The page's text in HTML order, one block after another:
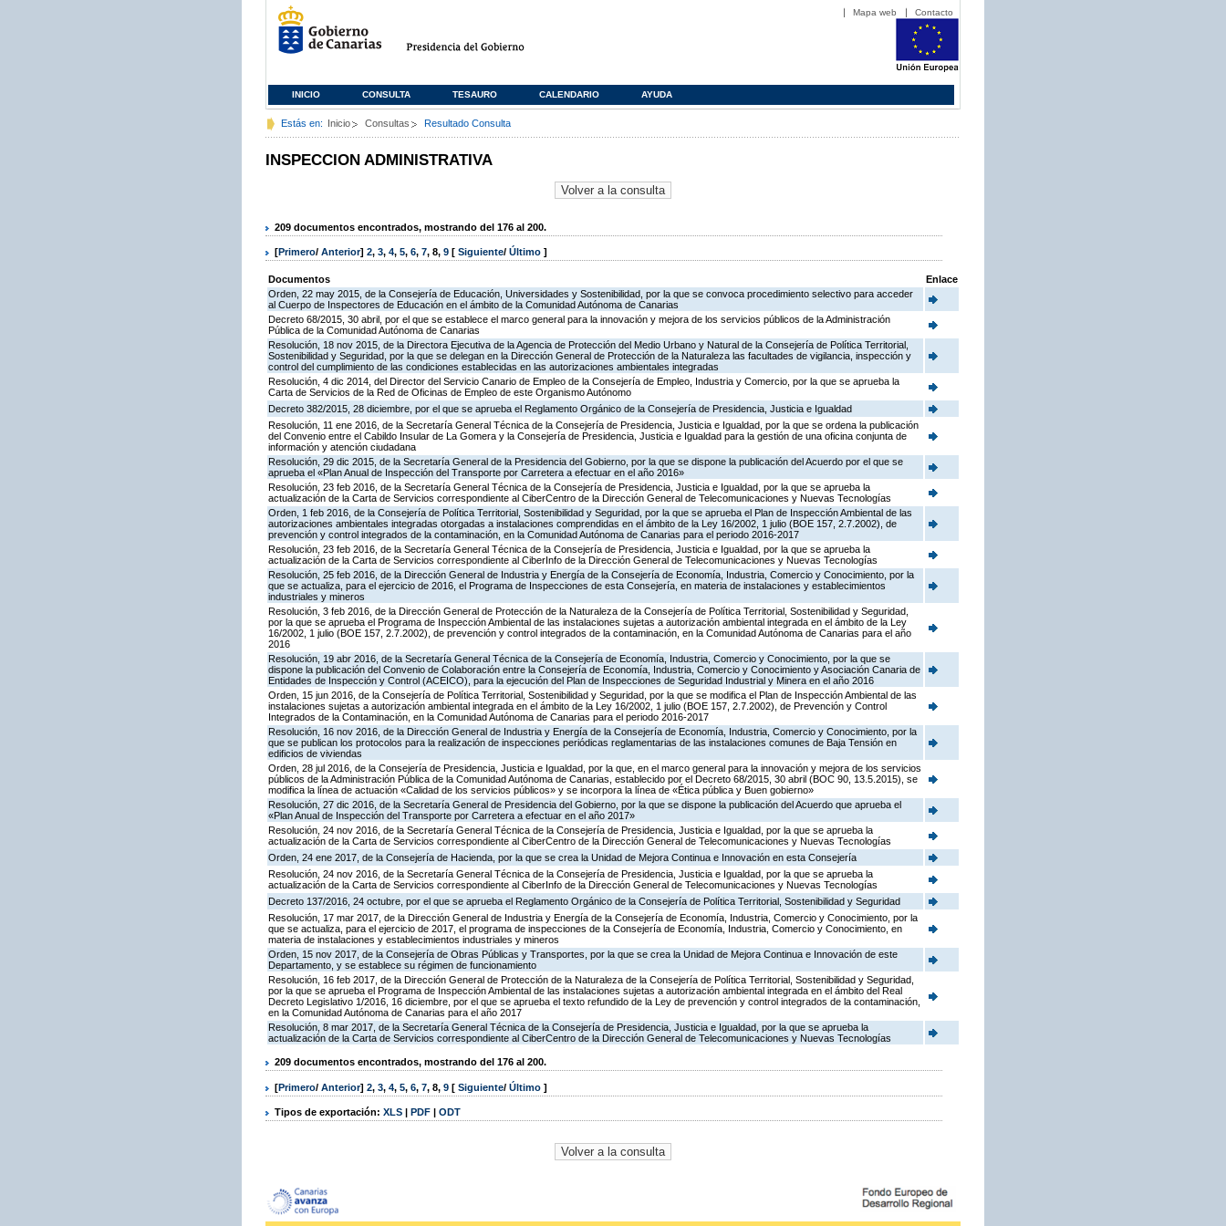
Mapa web Contacto
INICIO CONSULTA TESAURO CALENDARIO AYUDA
Estás en: Inicio Consultas Resultado Consulta
INSPECCION ADMINISTRATIVA
209 documentos encontrados, mostrando del 176 al 200.
[Primero/ Anterior] 2, 3, 4, 5, 6, 7, 8, 9 [ Siguiente/ Último ]
Documentos
Enlace
Orden, 22 may 2015, de la Consejería de Educación, Universidades y Sostenibilidad, por la que se convoca procedimiento selectivo para acceder
al Cuerpo de Inspectores de Educación en el ámbito de la Comunidad Autónoma de Canarias
Decreto 68/2015, 30 abril, por el que se establece el marco general para la innovación y mejora de los servicios públicos de la Administración
Pública de la Comunidad Autónoma de Canarias
Resolución, 18 nov 2015, de la Directora Ejecutiva de la Agencia de Protección del Medio Urbano y Natural de la Consejería de Política Territorial,
Sostenibilidad y Seguridad, por la que se delegan en la Dirección General de Protección de la Naturaleza las facultades de vigilancia, inspección y
control del cumplimiento de las condiciones establecidas en las autorizaciones ambientales integradas
Resolución, 4 dic 2014, del Director del Servicio Canario de Empleo de la Consejería de Empleo, Industria y Comercio, por la que se aprueba la
Carta de Servicios de la Red de Oficinas de Empleo de este Organismo Autónomo
Decreto 382/2015, 28 diciembre, por el que se aprueba el Reglamento Orgánico de la Consejería de Presidencia, Justicia e Igualdad
Resolución, 11 ene 2016, de la Secretaría General Técnica de la Consejería de Presidencia, Justicia e Igualdad, por la que se ordena la publicación
del Convenio entre el Cabildo Insular de La Gomera y la Consejería de Presidencia, Justicia e Igualdad para la gestión de una oficina conjunta de
información y atención ciudadana
Resolución, 29 dic 2015, de la Secretaría General de la Presidencia del Gobierno, por la que se dispone la publicación del Acuerdo por el que se
aprueba el «Plan Anual de Inspección del Transporte por Carretera a efectuar en el año 2016»
Resolución, 23 feb 2016, de la Secretaría General Técnica de la Consejería de Presidencia, Justicia e Igualdad, por la que se aprueba la
actualización de la Carta de Servicios correspondiente al CiberCentro de la Dirección General de Telecomunicaciones y Nuevas Tecnologías
Orden, 1 feb 2016, de la Consejería de Política Territorial, Sostenibilidad y Seguridad, por la que se aprueba el Plan de Inspección Ambiental de las
autorizaciones ambientales integradas otorgadas a instalaciones comprendidas en el ámbito de la Ley 16/2002, 1 julio (BOE 157, 2.7.2002), de
prevención y control integrados de la contaminación, en la Comunidad Autónoma de Canarias para el periodo 2016-2017
Resolución, 23 feb 2016, de la Secretaría General Técnica de la Consejería de Presidencia, Justicia e Igualdad, por la que se aprueba la
actualización de la Carta de Servicios correspondiente al CiberInfo de la Dirección General de Telecomunicaciones y Nuevas Tecnologías
Resolución, 25 feb 2016, de la Dirección General de Industria y Energía de la Consejería de Economía, Industria, Comercio y Conocimiento, por la
que se actualiza, para el ejercicio de 2016, el Programa de Inspecciones de esta Consejería, en materia de instalaciones y establecimientos
industriales y mineros
Resolución, 3 feb 2016, de la Dirección General de Protección de la Naturaleza de la Consejería de Política Territorial, Sostenibilidad y Seguridad,
por la que se aprueba el Programa de Inspección Ambiental de las instalaciones sujetas a autorización ambiental integrada en el ámbito de la Ley
16/2002, 1 julio (BOE 157, 2.7.2002), de prevención y control integrados de la contaminación, en la Comunidad Autónoma de Canarias para el año
2016
Resolución, 19 abr 2016, de la Secretaría General Técnica de la Consejería de Economía, Industria, Comercio y Conocimiento, por la que se
dispone la publicación del Convenio de Colaboración entre la Consejería de Economía, Industria, Comercio y Conocimiento y Asociación Canaria de
Entidades de Inspección y Control (ACEICO), para la ejecución del Plan de Inspecciones de Seguridad Industrial y Minera en el año 2016
Orden, 15 jun 2016, de la Consejería de Política Territorial, Sostenibilidad y Seguridad, por la que se modifica el Plan de Inspección Ambiental de las
instalaciones sujetas a autorización ambiental integrada en el ámbito de la Ley 16/2002, 1 julio (BOE 157, 2.7.2002), de Prevención y Control
Integrados de la Contaminación, en la Comunidad Autónoma de Canarias para el periodo 2016-2017
Resolución, 16 nov 2016, de la Dirección General de Industria y Energía de la Consejería de Economía, Industria, Comercio y Conocimiento, por la
que se publican los protocolos para la realización de inspecciones periódicas reglamentarias de las instalaciones comunes de Baja Tensión en
edificios de viviendas
Orden, 28 jul 2016, de la Consejería de Presidencia, Justicia e Igualdad, por la que, en el marco general para la innovación y mejora de los servicios
públicos de la Administración Pública de la Comunidad Autónoma de Canarias, establecido por el Decreto 68/2015, 30 abril (BOC 90, 13.5.2015), se
modifica la línea de actuación «Calidad de los servicios públicos» y se incorpora la línea de «Ética pública y Buen gobierno»
Resolución, 27 dic 2016, de la Secretaría General de Presidencia del Gobierno, por la que se dispone la publicación del Acuerdo que aprueba el
«Plan Anual de Inspección del Transporte por Carretera a efectuar en el año 2017»
Resolución, 24 nov 2016, de la Secretaría General Técnica de la Consejería de Presidencia, Justicia e Igualdad, por la que se aprueba la
actualización de la Carta de Servicios correspondiente al CiberCentro de la Dirección General de Telecomunicaciones y Nuevas Tecnologías
Orden, 24 ene 2017, de la Consejería de Hacienda, por la que se crea la Unidad de Mejora Continua e Innovación en esta Consejería
Resolución, 24 nov 2016, de la Secretaría General Técnica de la Consejería de Presidencia, Justicia e Igualdad, por la que se aprueba la
actualización de la Carta de Servicios correspondiente al CiberInfo de la Dirección General de Telecomunicaciones y Nuevas Tecnologías
Decreto 137/2016, 24 octubre, por el que se aprueba el Reglamento Orgánico de la Consejería de Política Territorial, Sostenibilidad y Seguridad
Resolución, 17 mar 2017, de la Dirección General de Industria y Energía de la Consejería de Economía, Industria, Comercio y Conocimiento, por la
que se actualiza, para el ejercicio de 2017, el programa de inspecciones de la Consejería de Economía, Industria, Comercio y Conocimiento, en
materia de instalaciones y establecimientos industriales y mineros
Orden, 15 nov 2017, de la Consejería de Obras Públicas y Transportes, por la que se crea la Unidad de Mejora Continua e Innovación de este
Departamento, y se establece su régimen de funcionamiento
Resolución, 16 feb 2017, de la Dirección General de Protección de la Naturaleza de la Consejería de Política Territorial, Sostenibilidad y Seguridad,
por la que se aprueba el Programa de Inspección Ambiental de las instalaciones sujetas a autorización ambiental integrada en el ámbito del Real
Decreto Legislativo 1/2016, 16 diciembre, por el que se aprueba el texto refundido de la Ley de prevención y control integrados de la contaminación,
en la Comunidad Autónoma de Canarias para el año 2017
Resolución, 8 mar 2017, de la Secretaría General Técnica de la Consejería de Presidencia, Justicia e Igualdad, por la que se aprueba la
actualización de la Carta de Servicios correspondiente al CiberCentro de la Dirección General de Telecomunicaciones y Nuevas Tecnologías
209 documentos encontrados, mostrando del 176 al 200.
[Primero/ Anterior] 2, 3, 4, 5, 6, 7, 8, 9 [ Siguiente/ Último ]
Tipos de exportación: XLS | PDF | ODT